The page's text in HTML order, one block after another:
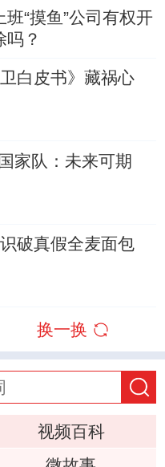
上班“摸鱼”公司有权开
吗？
白皮书》藏祸心
家队：未来可期
破真假全麦面包
换一换
视频百科